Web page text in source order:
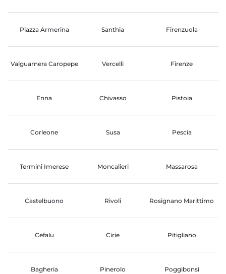
Piazza Armerina Santhia Firenzuola
Valguarnera Caropepe Vercelli Firenze
Enna Chivasso Pistoia
Corleone Susa Pescia
Termini Imerese Moncalieri Massarosa
Castelbuono Rivoli Rosignano Marittimo
Cefalu Cirie Pitigliano
Bagheria Pinerolo Poggibonsi